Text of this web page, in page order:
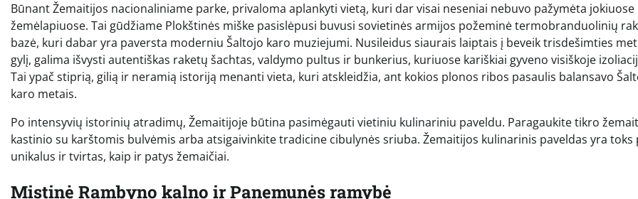
Būnant Žemaitijos nacionaliniame parke, privaloma aplankyti vietą, kuri dar visai neseniai nebuvo pažymėta jokiuose
žemėlapiuose. Tai gūdžiame Plokštinės miške pasislėpusi buvusi sovietinės armijos požeminė termobranduolinių
bazė, kuri dabar yra paversta moderniu Šaltojo karo muziejumi. Nusileidus siaurais laiptais į beveik trisdešimties
gylį, galima išvysti autentiškas raketų šachtas, valdymo pultus ir bunkerius, kuriuose kariškiai gyveno visiškoje
Tai ypač stiprią, gilią ir neramią istoriją menanti vieta, kuri atskleidžia, ant kokios plonos ribos pasaulis balansavo
karo metais.
Po intensyvių istorinių atradimų, Žemaitijoje būtina pasimėgauti vietiniu kulinariniu paveldu. Paragaukite tikro
kastinio su karštomis bulvėmis arba atsigaivinkite tradicine cibulynės sriuba. Žemaitijos kulinarinis paveldas yra toks
unikalus ir tvirtas, kaip ir patys žemaičiai.
Mistinė Rambyno kalno ir Panemunės ramybė